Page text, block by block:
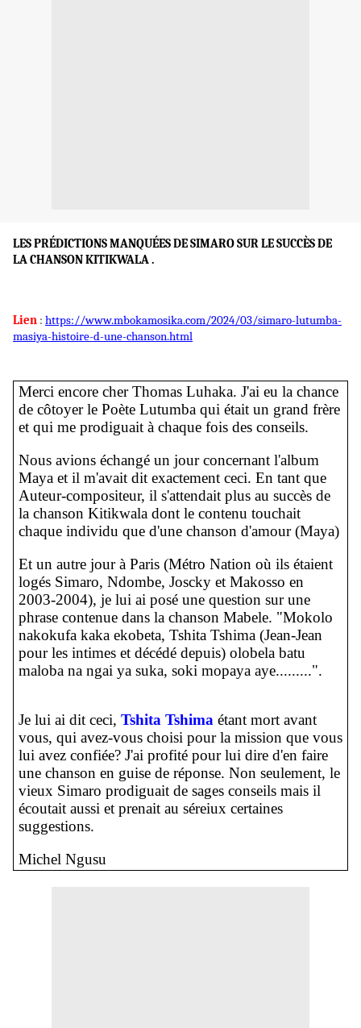
LES PRÉDICTIONS MANQUÉES DE SIMARO SUR LE SUCCÈS DE
LA CHANSON KITIKWALA .
Lien : https://www.mbokamosika.com/2024/03/simaro-lutumba-
masiya-histoire-d-une-chanson.html
Merci encore cher Thomas Luhaka. J'ai eu la chance
de côtoyer le Poète Lutumba qui était un grand frère
et qui me prodiguait à chaque fois des conseils.
Nous avions échangé un jour concernant l'album
Maya et il m'avait dit exactement ceci. En tant que
Auteur-compositeur, il s'attendait plus au succès de
la chanson Kitikwala dont le contenu touchait
chaque individu que d'une chanson d'amour (Maya)
Et un autre jour à Paris (Métro Nation où ils étaient
logés Simaro, Ndombe, Joscky et Makosso en
2003-2004), je lui ai posé une question sur une
phrase contenue dans la chanson Mabele. "Mokolo
nakokufa kaka ekobeta, Tshita Tshima (Jean-Jean
pour les intimes et décédé depuis) olobela batu
maloba na ngai ya suka, soki mopaya aye.........".
Je lui ai dit ceci, Tshita Tshima étant mort avant
vous, qui avez-vous choisi pour la mission que vous
lui avez confiée? J'ai profité pour lui dire d'en faire
une chanson en guise de réponse. Non seulement, le
vieux Simaro prodiguait de sages conseils mais il
écoutait aussi et prenait au séreiux certaines
suggestions.
Michel Ngusu